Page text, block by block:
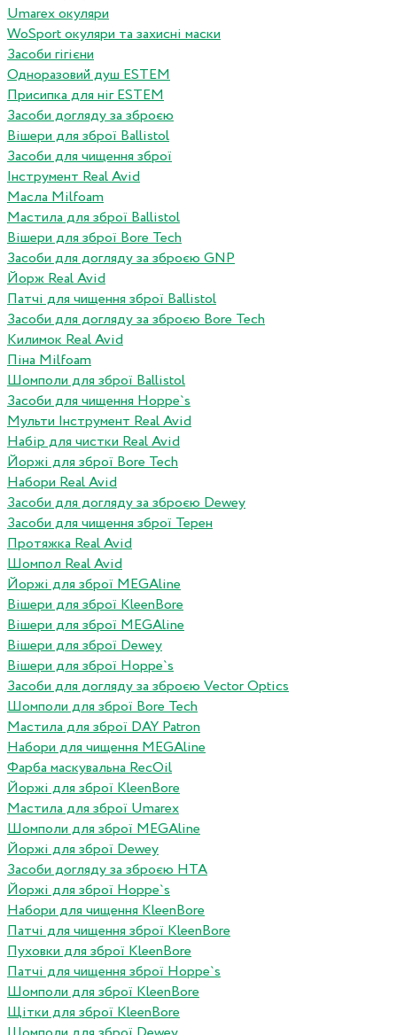
Umarex окуляри
WoSport окуляри та захисні маски
Засоби гігієни
Одноразовий душ ESTEM
Присипка для ніг ESTEM
Засоби догляду за зброєю
Вішери для зброї Ballistol
Засоби для чищення зброї
Інструмент Real Avid
Масла Milfoam
Мастила для зброї Ballistol
Вішери для зброї Bore Tech
Засоби для догляду за зброєю GNP
Йорж Real Avid
Патчі для чищення зброї Ballistol
Засоби для догляду за зброєю Bore Tech
Килимок Real Avid
Піна Milfoam
Шомполи для зброї Ballistol
Засоби для чищення Hoppe`s
Мульти Інструмент Real Avid
Набір для чистки Real Avid
Йоржі для зброї Bore Tech
Набори Real Avid
Засоби для догляду за зброєю Dewey
Засоби для чищення зброї Терен
Протяжка Real Avid
Шомпол Real Avid
Йоржі для зброї MEGAline
Вішери для зброї KleenBore
Вішери для зброї MEGAline
Вішери для зброї Dewey
Вішери для зброї Hoppe`s
Засоби для догляду за зброєю Vector Optics
Шомполи для зброї Bore Tech
Мастила для зброї DAY Patron
Набори для чищення MEGAline
Фарба маскувальна RecOil
Йоржі для зброї KleenBore
Мастила для зброї Umarex
Шомполи для зброї MEGAline
Йоржі для зброї Dewey
Засоби догляду за зброєю HTA
Йоржі для зброї Hoppe`s
Набори для чищення KleenBore
Патчі для чищення зброї KleenBore
Пуховки для зброї KleenBore
Патчі для чищення зброї Hoppe`s
Шомполи для зброї KleenBore
Щітки для зброї KleenBore